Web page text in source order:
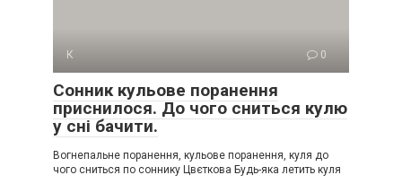
К 0
Сонник кульове поранення
приснилося. До чого сниться кулю
у сні бачити.
Вогнепальне поранення, кульове поранення, куля до
чого сниться по соннику Цвєткова Будь-яка летить куля